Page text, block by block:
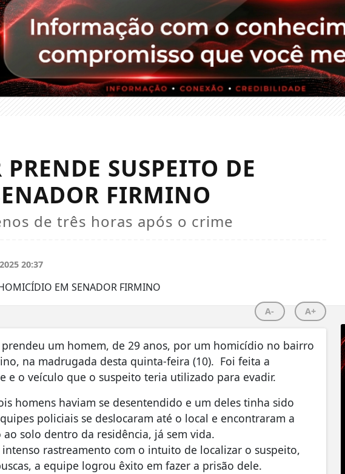
SUSPEITO DE
FIRMINO
de três horas após o crime
20:37
A- A+
prendeu um homem, de 29 anos, por um homicídio no bairro
na madrugada desta quinta-feira (10). Foi feita a
e o veículo que o suspeito teria utilizado para evadir.
homens haviam se desentendido e um deles tinha sido
policiais se deslocaram até o local e encontraram a
solo dentro da residência, já sem vida.
rastreamento com o intuito de localizar o suspeito,
a equipe logrou êxito em fazer a prisão dele.